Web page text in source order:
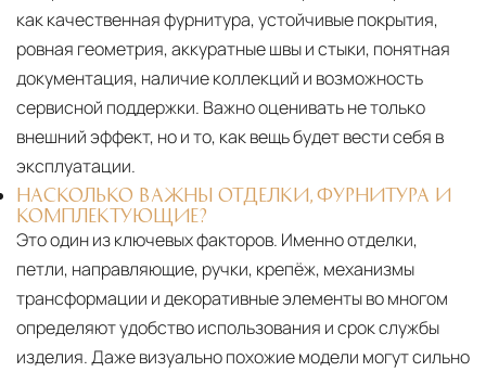
как качественная фурнитура, устойчивые покрытия,
ровная геометрия, аккуратные швы и стыки, понятная
документация, наличие коллекций и возможность
сервисной поддержки. Важно оценивать не только
внешний эффект, но и то, как вещь будет вести себя в
эксплуатации.
НАСКОЛЬКО ВАЖНЫ ОТДЕЛКИ, ФУРНИТУРА И
КОМПЛЕКТУЮЩИЕ?
Это один из ключевых факторов. Именно отделки,
петли, направляющие, ручки, крепёж, механизмы
трансформации и декоративные элементы во многом
определяют удобство использования и срок службы
изделия. Даже визуально похожие модели могут сильно